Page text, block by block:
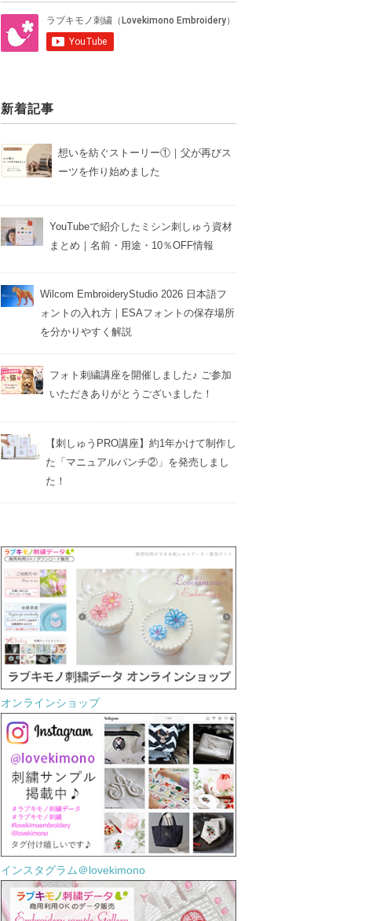
新着記事
想いを紡ぐストーリー①｜父が再びス
ーツを作り始めました
YouTubeで紹介したミシン刺しゅう資材
まとめ｜名前・用途・10％OFF情報
Wilcom EmbroideryStudio 2026 日本語フ
ォントの入れ方｜ESAフォントの保存場所
を分かりやすく解説
フォト刺繍講座を開催しました♪ ご参加
いただきありがとうございました！
【刺しゅうPRO講座】約1年かけて制作し
た「マニュアルパンチ②」を発売しまし
た！
オンラインショップ
インスタグラム＠lovekimono